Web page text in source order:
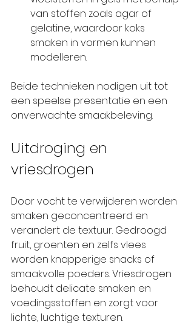
van stoffen zoals agar of
gelatine, waardoor koks
smaken in vormen kunnen
modelleren.
Beide technieken nodigen uit tot
een speelse presentatie en een
onverwachte smaakbeleving.
Uitdroging en
vriesdrogen
Door vocht te verwijderen worden
smaken geconcentreerd en
verandert de textuur. Gedroogd
fruit, groenten en zelfs vlees
worden knapperige snacks of
smaakvolle poeders. Vriesdrogen
behoudt delicate smaken en
voedingsstoffen en zorgt voor
lichte, luchtige texturen.